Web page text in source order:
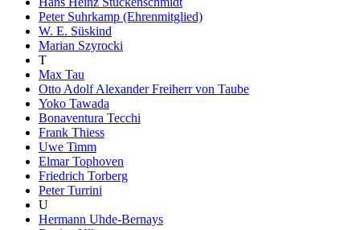
Peter Suhrkamp (Ehrenmitglied)
W. E. Süskind
Marian Szyrocki
T
Max Tau
Otto Adolf Alexander Freiherr von Taube
Yoko Tawada
Bonaventura Tecchi
Frank Thiess
Uwe Timm
Elmar Tophoven
Friedrich Torberg
Peter Turrini
U
Hermann Uhde-Bernays